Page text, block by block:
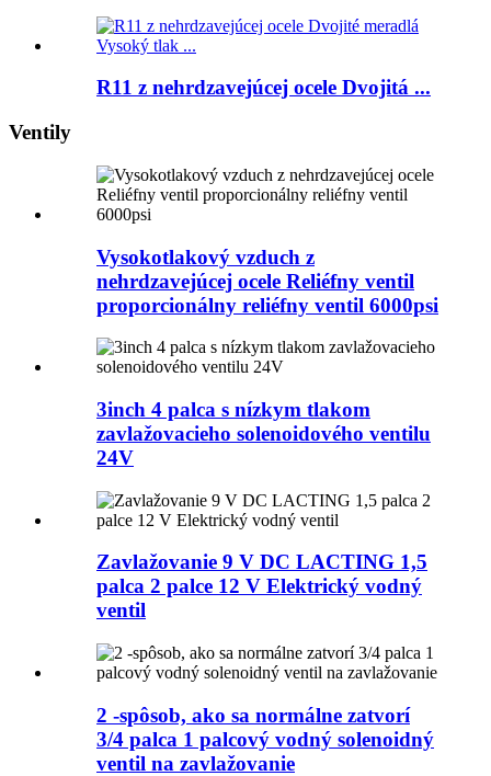
R11 z nehrdzavejúcej ocele Dvojitá ...
Ventily
Vysokotlakový vzduch z
nehrdzavejúcej ocele Reliéfny ventil
proporcionálny reliéfny ventil 6000psi
3inch 4 palca s nízkym tlakom
zavlažovacieho solenoidového ventilu
24V
Zavlažovanie 9 V DC LACTING 1,5
palca 2 palce 12 V Elektrický vodný
ventil
2 -spôsob, ako sa normálne zatvorí
3/4 palca 1 palcový vodný solenoidný
ventil na zavlažovanie